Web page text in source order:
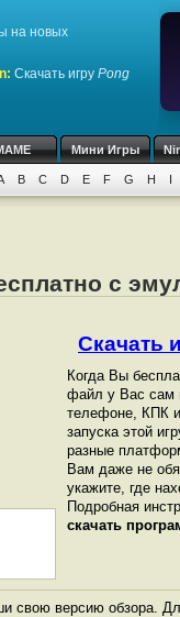
на новых
: Скачать игру Pong
Мини Игры
B C D E F G H I
с
Скачать
Когда Вы
файл у Вас сам
телефоне, КПК
запуска этой
разные
Вам даже не
укажите, где
Подробная
скачать
свою версию обзора.